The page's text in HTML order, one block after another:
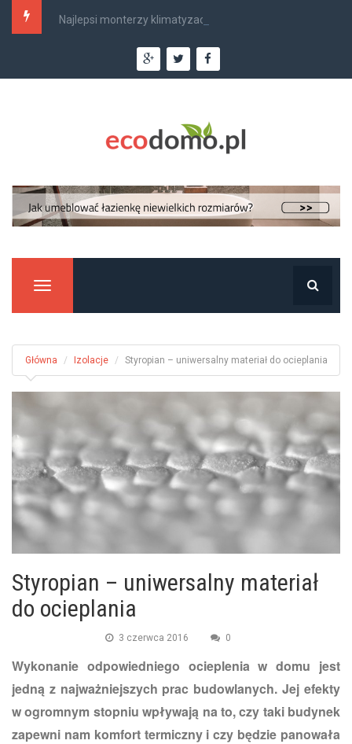
Najlepsi monterzy klimatyzacji w Krakowie –...
Manu
Główna Izolacje Styropian – uniwersalny materiał do ocieplania
Styropian – uniwersalny materiał
do ocieplania
3 czerwca 2016 0
Wykonanie odpowiedniego ocieplenia w domu jest
jedną z najważniejszych prac budowlanych. Jej efekty
w ogromnym stopniu wpływają na to, czy taki budynek
zapewni nam komfort termiczny i czy będzie panowała